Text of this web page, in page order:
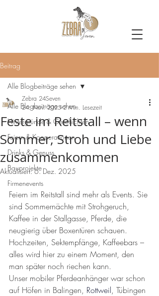
Beitrag
Alle Blogbeiträge sehen
Hintergründe & Geschichten
Feiern & Kooperationen
Drinks & Genuss
Bauprojekte
Firmenevents
Alle Blogbeiträge sehen
Feste im Reitstall – wenn
Sommer, Stroh und Liebe
zusammenkommen
Zebra 24Seven
24. Nov. 2025 2 Min. Lesezeit
Aktualisiert:6. Dez. 2025
Feiern im Reitstall sind mehr als Events. Sie
sind Sommernächte mit Strohgeruch,
Kaffee in der Stallgasse, Pferde, die
neugierig über Boxentüren schauen.
Hochzeiten, Sektempfänge, Kaffeebars –
alles wird hier zu einem Moment, den
man später noch riechen kann.
Unser mobiler Pferdeanhänger war schon
auf Höfen in Balingen, Rottweil, Tübingen